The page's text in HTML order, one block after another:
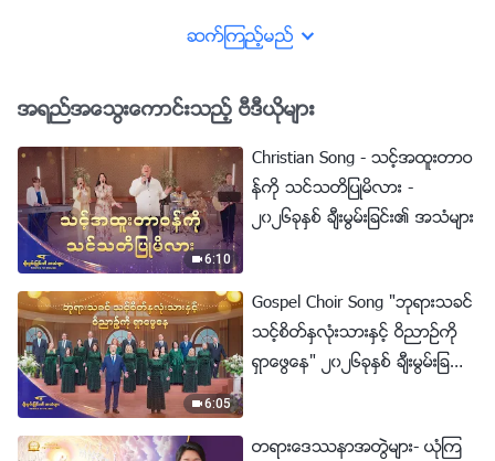
ဆက္ၾကည့္မည္
အရည္အေသြးေကာင္းသည့္ ဗီဒီယိုမ်ား
6:10
Christian Song - သင့္အထူးတာဝ
န္ကို သင္သတိျပဳမိလား -
၂၀၂၆ခုႏွစ္ ခ်ီးမြမ္းျခင္း၏ အသံမ်ား
6:05
Gospel Choir Song "ဘုရားသခင္
သင့္စိတ္ႏွလုံးသားႏွင့္ ဝိညာဥ္ကို
ရွာေဖြေန" ၂၀၂၆ခုႏွစ္ ခ်ီးမြမ္းျခ
တရားေဒႆနာအတြဲမ်ား- ယုံၾက